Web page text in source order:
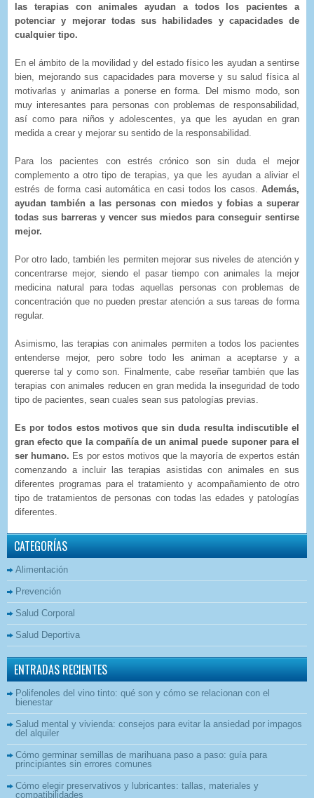
las terapias con animales ayudan a todos los pacientes a
potenciar y mejorar todas sus habilidades y capacidades de
cualquier tipo.
En el ámbito de la movilidad y del estado físico les ayudan a sentirse
bien, mejorando sus capacidades para moverse y su salud física al
motivarlas y animarlas a ponerse en forma. Del mismo modo, son
muy interesantes para personas con problemas de responsabilidad,
así como para niños y adolescentes, ya que les ayudan en gran
medida a crear y mejorar su sentido de la responsabilidad.
Para los pacientes con estrés crónico son sin duda el mejor
complemento a otro tipo de terapias, ya que les ayudan a aliviar el
estrés de forma casi automática en casi todos los casos. Además,
ayudan también a las personas con miedos y fobias a superar
todas sus barreras y vencer sus miedos para conseguir sentirse
mejor.
Por otro lado, también les permiten mejorar sus niveles de atención y
concentrarse mejor, siendo el pasar tiempo con animales la mejor
medicina natural para todas aquellas personas con problemas de
concentración que no pueden prestar atención a sus tareas de forma
regular.
Asimismo, las terapias con animales permiten a todos los pacientes
entenderse mejor, pero sobre todo les animan a aceptarse y a
quererse tal y como son. Finalmente, cabe reseñar también que las
terapias con animales reducen en gran medida la inseguridad de todo
tipo de pacientes, sean cuales sean sus patologías previas.
Es por todos estos motivos que sin duda resulta indiscutible el
gran efecto que la compañía de un animal puede suponer para el
ser humano. Es por estos motivos que la mayoría de expertos están
comenzando a incluir las terapias asistidas con animales en sus
diferentes programas para el tratamiento y acompañamiento de otro
tipo de tratamientos de personas con todas las edades y patologías
diferentes.
CATEGORÍAS
Alimentación
Prevención
Salud Corporal
Salud Deportiva
ENTRADAS RECIENTES
Polifenoles del vino tinto: qué son y cómo se relacionan con el
bienestar
Salud mental y vivienda: consejos para evitar la ansiedad por impagos
del alquiler
Cómo germinar semillas de marihuana paso a paso: guía para
principiantes sin errores comunes
Cómo elegir preservativos y lubricantes: tallas, materiales y
compatibilidades